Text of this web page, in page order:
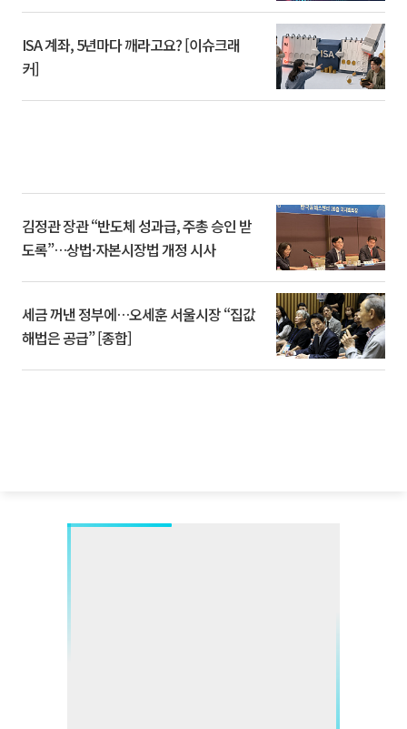
ISA 계좌, 5년마다 깨라고요? [이슈크래
커]
김정관 장관 “반도체 성과급, 주총 승인 받
도록”…상법·자본시장법 개정 시사
세금 꺼낸 정부에…오세훈 서울시장 “집값
해법은 공급” [종합]